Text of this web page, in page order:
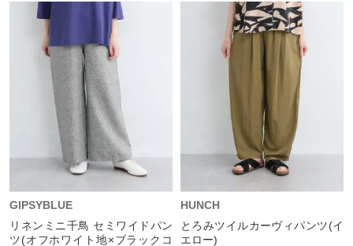
GIPSYBLUE
リネンミニ千鳥 セミワイドパン
ツ(オフホワイト地×ブラックコ
HUNCH
とろみツイルカーヴィパンツ(イ
エロー)